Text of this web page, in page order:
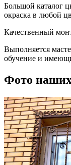
Большой каталог
окраска в любой
Качественный
Выполняется
обучение и
Фото